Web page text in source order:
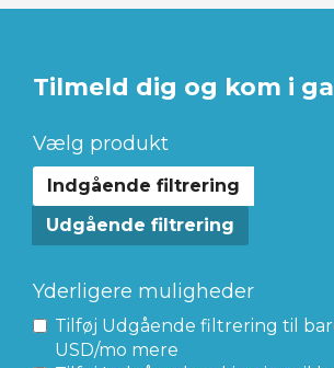
Tilmeld dig og kom i
Vælg produkt
Indgående filtrering
Udgående filtrering
Yderligere muligheder
Tilføj Udgående filtrering til
USD/mo mere